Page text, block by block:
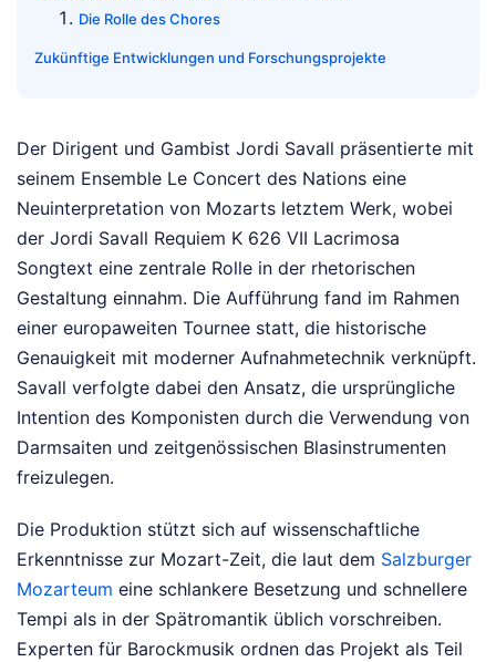
Die Rolle des Chores
Zukünftige Entwicklungen und Forschungsprojekte
Der Dirigent und Gambist Jordi Savall präsentierte mit
seinem Ensemble Le Concert des Nations eine
Neuinterpretation von Mozarts letztem Werk, wobei
der Jordi Savall Requiem K 626 VII Lacrimosa
Songtext eine zentrale Rolle in der rhetorischen
Gestaltung einnahm. Die Aufführung fand im Rahmen
einer europaweiten Tournee statt, die historische
Genauigkeit mit moderner Aufnahmetechnik verknüpft.
Savall verfolgte dabei den Ansatz, die ursprüngliche
Intention des Komponisten durch die Verwendung von
Darmsaiten und zeitgenössischen Blasinstrumenten
freizulegen.
Die Produktion stützt sich auf wissenschaftliche
Erkenntnisse zur Mozart-Zeit, die laut dem Salzburger
Mozarteum eine schlankere Besetzung und schnellere
Tempi als in der Spätromantik üblich vorschreiben.
Experten für Barockmusik ordnen das Projekt als Teil